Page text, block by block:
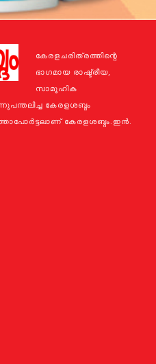
കേരളചരിത്രത്തിന്റെ
ഭാഗമായ രാഷ്ട്രീയ,
സാമൂഹിക
കേരളശബ്ദം
കേരളശബ്ദം.ഇന്‍.